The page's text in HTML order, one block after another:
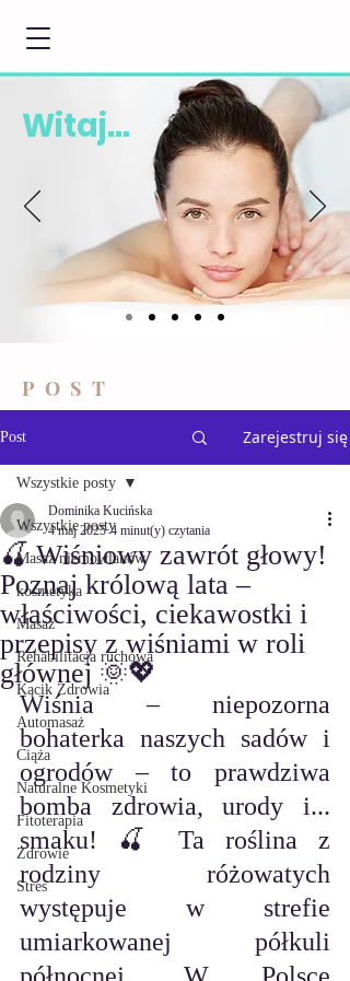
Witaj...
POST
Post Zarejestruj się
Wszystkie posty
Masaż niemowlaków
kosmetyka
Masaż
Rehabilitacja ruchowa
Kącik Zdrowia
Automasaż
Ciąża
Naturalne Kosmetyki
Fitoterapia
Zdrowie
Stres
Wszystkie posty
🍒 Wiśniowy zawrót głowy!
Poznaj królową lata –
właściwości, ciekawostki i
przepisy z wiśniami w roli
głównej 🌞💖
Dominika Kucińska
4 maj 2025 4 minut(y) czytania
Wiśnia – niepozorna
bohaterka naszych sadów i
ogrodów – to prawdziwa
bomba zdrowia, urody i...
smaku! 🍒 Ta roślina z
rodziny różowatych
występuje w strefie
umiarkowanej półkuli